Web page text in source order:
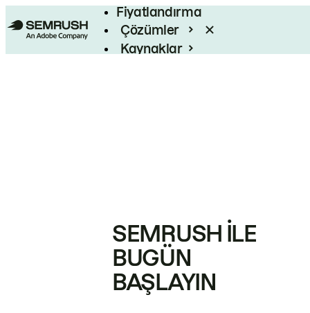
Fiyatlandırma
Çözümler
Kaynaklar
SEMRUSH ILE
BUGÜN
BAŞLAYIN